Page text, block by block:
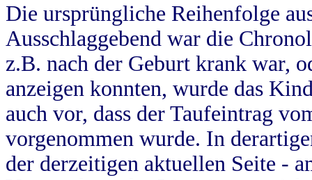
Die ursprüngliche Reihenfolge
Ausschlaggebend war die
z.B. nach der Geburt krank war,
anzeigen konnten, wurde das
auch vor, dass der Taufeintrag
vorgenommen wurde. In
der derzeitigen aktuellen Seite -